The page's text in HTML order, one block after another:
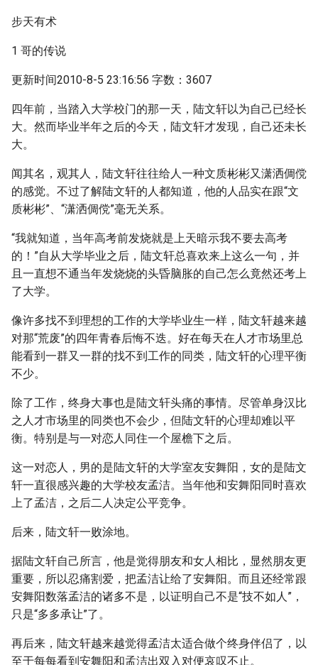
步天有术
1 哥的传说
更新时间2010-8-5 23:16:56 字数：3607
四年前，当踏入大学校门的那一天，陆文轩以为自己已经长
大。然而毕业半年之后的今天，陆文轩才发现，自己还未长
大。
闻其名，观其人，陆文轩往往给人一种文质彬彬又潇洒倜傥
的感觉。不过了解陆文轩的人都知道，他的人品实在跟“文
质彬彬”、“潇洒倜傥”毫无关系。
“我就知道，当年高考前发烧就是上天暗示我不要去高考
的！”自从大学毕业之后，陆文轩总喜欢来上这么一句，并
且一直想不通当年发烧烧的头昏脑胀的自己怎么竟然还考上
了大学。
像许多找不到理想的工作的大学毕业生一样，陆文轩越来越
对那“荒废”的四年青春后悔不迭。好在每天在人才市场里总
能看到一群又一群的找不到工作的同类，陆文轩的心理平衡
不少。
除了工作，终身大事也是陆文轩头痛的事情。尽管单身汉比
之人才市场里的同类也不会少，但陆文轩的心理却难以平
衡。特别是与一对恋人同住一个屋檐下之后。
这一对恋人，男的是陆文轩的大学室友安舞阳，女的是陆文
轩一直很感兴趣的大学校友孟洁。当年他和安舞阳同时喜欢
上了孟洁，之后二人决定公平竞争。
后来，陆文轩一败涂地。
据陆文轩自己所言，他是觉得朋友和女人相比，显然朋友更
重要，所以忍痛割爱，把孟洁让给了安舞阳。而且还经常跟
安舞阳数落孟洁的诸多不是，以证明自己不是“技不如人”，
只是“多多承让”了。
再后来，陆文轩越来越觉得孟洁太适合做个终身伴侣了，以
至于每每看到安舞阳和孟洁出双入对便哀叹不止。